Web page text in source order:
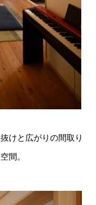
けと広がりの間取り
間。